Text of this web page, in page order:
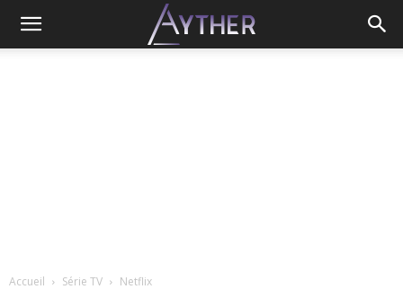
Accueil Série TV Netflix